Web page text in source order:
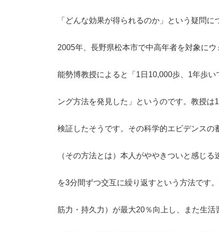
「どんな効果が得られるのか」という疑問
2005年、長野県松本市で中高年者を対象に
能勢博教授によると「1日10,000歩、1年歩
ング方法を発見した」というのです。教授は
検証したそうです。その科学的エビデンスの
（その方法とは）本人がややきついと感じ
を3分間ずつ交互に繰り返すという方法です
筋力・持久力）が最大20％向上し、また生